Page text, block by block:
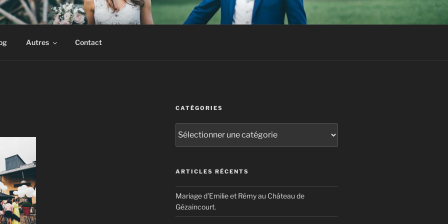
Autres Contact
CATÉGORIES
ARTICLES RÉCENTS
Mariage d’Emilie et Rémy au Château de
Gézaincourt.